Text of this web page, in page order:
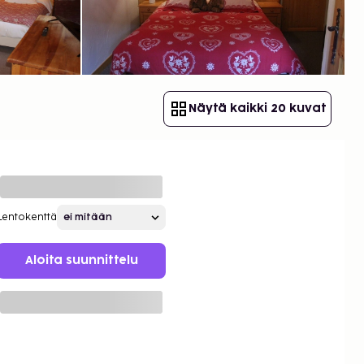
Näytä kaikki 20 kuvat
Aloita suunnittelu